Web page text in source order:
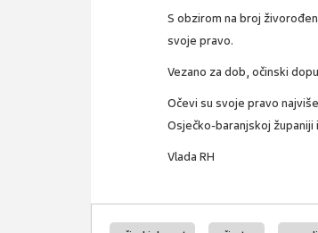
S obzirom na broj
svoje pravo.
Vezano za dob, očinski
Očevi su svoje pravo
Osječko-baranjskoj
Vlada RH